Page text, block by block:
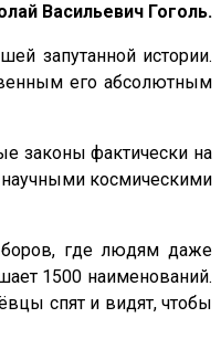
Васильевич Гоголь.
запутанной истории.
его абсолютным
законы фактически на
космическими
где людям даже
1500 наименований.
спят и видят, чтобы